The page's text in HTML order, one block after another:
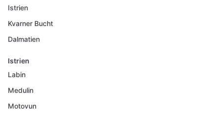
Istrien
Kvarner Bucht
Dalmatien
Istrien
Labin
Medulin
Motovun